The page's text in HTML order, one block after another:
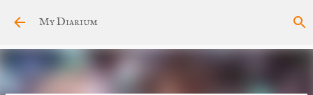
My Diarium